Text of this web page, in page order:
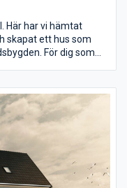
Här har vi hämtat
skapat ett hus som
För dig som
ska smälta fint in i
och hur exteriören
tidlöst. I stad som
i nedtonade
lugn och harmoni.
känsla för
med smala